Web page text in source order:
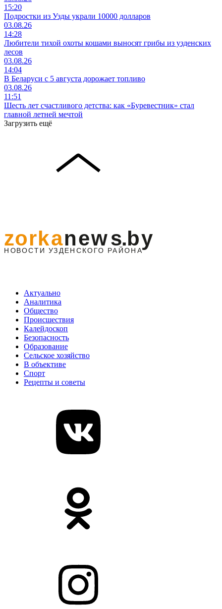
15:20
Подростки из Узды украли 10000 долларов
03.08.26
14:28
Любители тихой охоты кошами выносят грибы из узденских
лесов
03.08.26
14:04
В Беларуси с 5 августа дорожает топливо
03.08.26
11:51
Шесть лет счастливого детства: как «Буревестник» стал
главной летней мечтой
Загрузить ещё
Актуально
Аналитика
Общество
Происшествия
Калейдоскоп
Безопасность
Образование
Сельское хозяйство
В объективе
Спорт
Рецепты и советы